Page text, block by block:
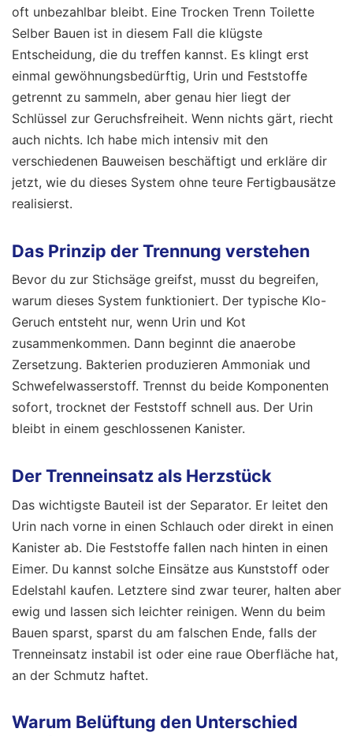
oft unbezahlbar bleibt. Eine Trocken Trenn Toilette
Selber Bauen ist in diesem Fall die klügste
Entscheidung, die du treffen kannst. Es klingt erst
einmal gewöhnungsbedürftig, Urin und Feststoffe
getrennt zu sammeln, aber genau hier liegt der
Schlüssel zur Geruchsfreiheit. Wenn nichts gärt, riecht
auch nichts. Ich habe mich intensiv mit den
verschiedenen Bauweisen beschäftigt und erkläre dir
jetzt, wie du dieses System ohne teure Fertigbausätze
realisierst.
Das Prinzip der Trennung verstehen
Bevor du zur Stichsäge greifst, musst du begreifen,
warum dieses System funktioniert. Der typische Klo-
Geruch entsteht nur, wenn Urin und Kot
zusammenkommen. Dann beginnt die anaerobe
Zersetzung. Bakterien produzieren Ammoniak und
Schwefelwasserstoff. Trennst du beide Komponenten
sofort, trocknet der Feststoff schnell aus. Der Urin
bleibt in einem geschlossenen Kanister.
Der Trenneinsatz als Herzstück
Das wichtigste Bauteil ist der Separator. Er leitet den
Urin nach vorne in einen Schlauch oder direkt in einen
Kanister ab. Die Feststoffe fallen nach hinten in einen
Eimer. Du kannst solche Einsätze aus Kunststoff oder
Edelstahl kaufen. Letztere sind zwar teurer, halten aber
ewig und lassen sich leichter reinigen. Wenn du beim
Bauen sparst, sparst du am falschen Ende, falls der
Trenneinsatz instabil ist oder eine raue Oberfläche hat,
an der Schmutz haftet.
Warum Belüftung den Unterschied